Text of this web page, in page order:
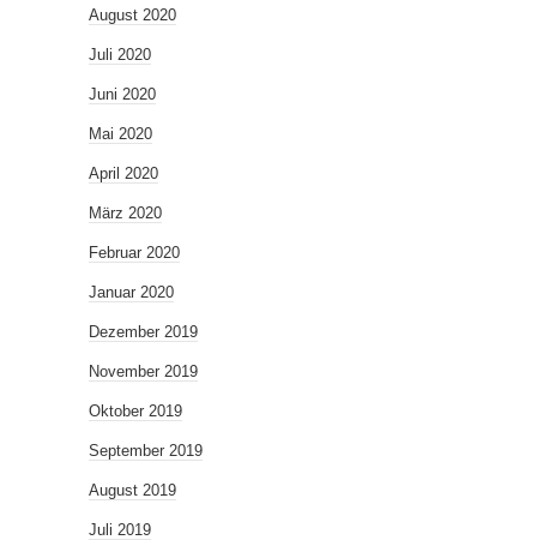
August 2020
Juli 2020
Juni 2020
Mai 2020
April 2020
März 2020
Februar 2020
Januar 2020
Dezember 2019
November 2019
Oktober 2019
September 2019
August 2019
Juli 2019